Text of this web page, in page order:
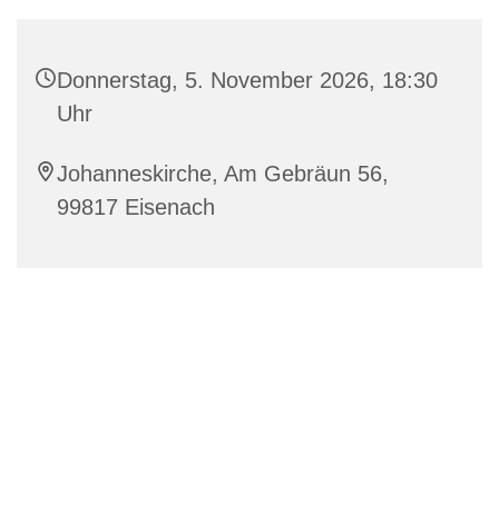
Donnerstag, 5. November 2026, 18:30
Uhr
Johanneskirche, Am Gebräun 56,
99817 Eisenach